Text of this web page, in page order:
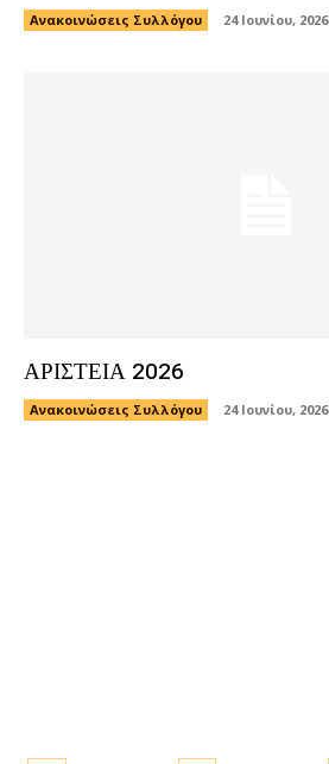
Ανακοινώσεις Συλλόγου 24 Ιουνίου, 2026
ΑΡΙΣΤΕΙΑ 2026
Ανακοινώσεις Συλλόγου 24 Ιουνίου, 2026